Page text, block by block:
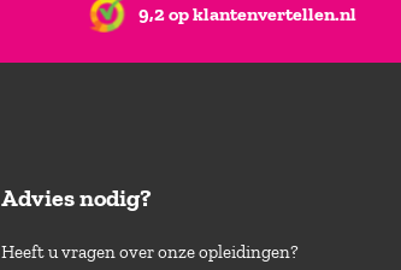
9,2 op klantenvertellen.nl
Advies nodig?
Heeft u vragen over onze opleidingen?